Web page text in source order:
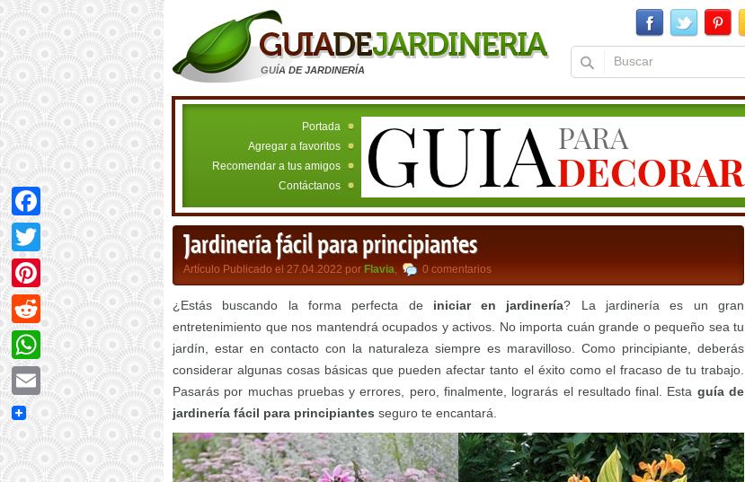
GUÍA DE JARDINERÍA
Portada
Agregar a favoritos
Recomendar a tus amigos
Contáctanos
Jardinería fácil para principiantes
Artículo Publicado el 27.04.2022 por Flavia, 0 comentarios
¿Estás buscando la forma perfecta de iniciar en jardinería? La jardinería es un gran
entretenimiento que nos mantendrá ocupados y activos. No importa cuán grande o pequeño sea tu
jardín, estar en contacto con la naturaleza siempre es maravilloso. Como principiante, deberás
considerar algunas cosas básicas que pueden afectar tanto el éxito como el fracaso de tu trabajo.
Pasarás por muchas pruebas y errores, pero, finalmente, lograrás el resultado final. Esta guía de
jardinería fácil para principiantes seguro te encantará.
Facebook
Twitter
Pinterest
Reddit
WhatsApp
Email